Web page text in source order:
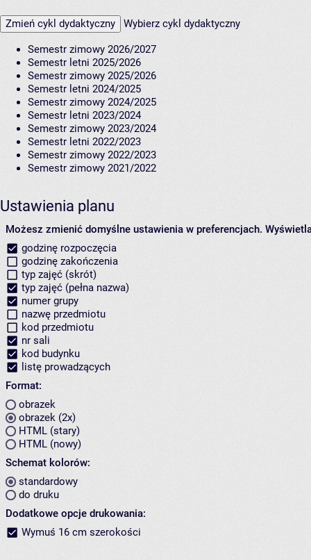
Zmień cykl dydaktyczny Wybierz cykl dydaktyczny
Semestr zimowy 2026/2027
Semestr letni 2025/2026
Semestr zimowy 2025/2026
Semestr letni 2024/2025
Semestr zimowy 2024/2025
Semestr letni 2023/2024
Semestr zimowy 2023/2024
Semestr letni 2022/2023
Semestr zimowy 2022/2023
Semestr zimowy 2021/2022
Ustawienia planu
Możesz zmienić domyślne ustawienia w preferencjach.
godzinę rozpoczęcia
godzinę zakończenia
typ zajęć (skrót)
typ zajęć (pełna nazwa)
numer grupy
nazwę przedmiotu
kod przedmiotu
nr sali
kod budynku
listę prowadzących
Format:
obrazek
obrazek (2x)
HTML (stary)
HTML (nowy)
Schemat kolorów:
standardowy
do druku
Dodatkowe opcje drukowania:
Wymuś 16 cm szerokości